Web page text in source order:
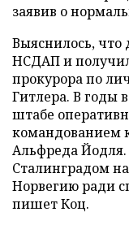
заявив о
Выяснилось,
НСДАП и
прокурора по
Гитлера. В годы
штабе
командованием
Альфреда
Сталинградом
Норвегию ради
пишет Коц.